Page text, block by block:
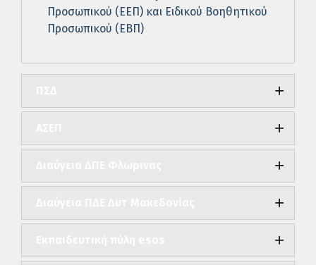
Προσωπικού (ΕΕΠ) και Ειδικού Βοηθητικού
Προσωπικού (ΕΒΠ)